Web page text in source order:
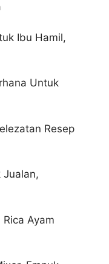
Ibu Hamil,
Untuk
Resep
Jualan,
Ayam